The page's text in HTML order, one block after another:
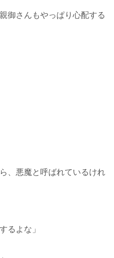
御さんもやっぱり心配する
、悪魔と呼ばれているけれ
るよな」